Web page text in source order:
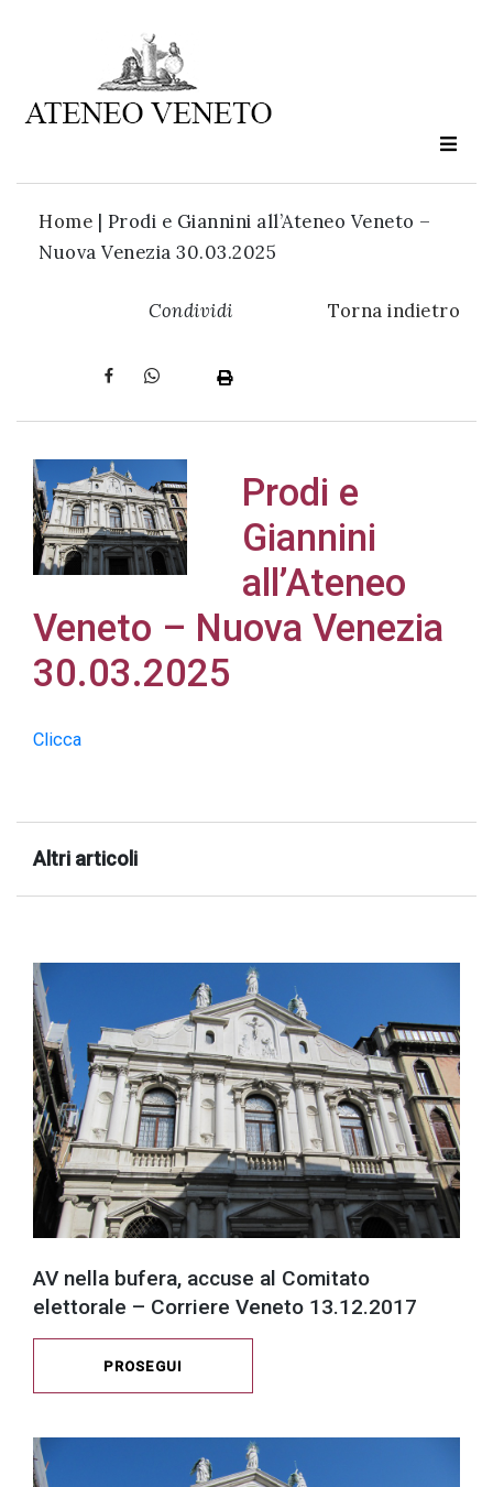
Home | Prodi e Giannini all’Ateneo Veneto –
Nuova Venezia 30.03.2025
Condividi Torna indietro
Prodi e
Giannini
all’Ateneo
Veneto – Nuova Venezia
30.03.2025
Clicca
Altri articoli
AV nella bufera, accuse al Comitato
elettorale – Corriere Veneto 13.12.2017
PROSEGUI
Ateneo
è
cultura
Acconsento
all'uso dei
miei dati
accordo
196/03
avvenuta con
successo!